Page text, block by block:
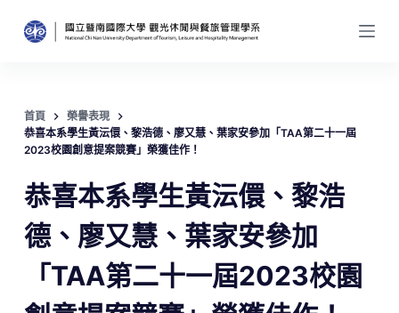
跳
至
內
容
首頁
榮譽表現
恭喜本系學生黃沄儇、黎浩德、廖又慧、葉家安參加「TAA第二十一屆
2023校園創意提案競賽」榮獲佳作！
恭喜本系學生黃沄儇、黎浩
德、廖又慧、葉家安參加
「TAA第二十一屆2023校園